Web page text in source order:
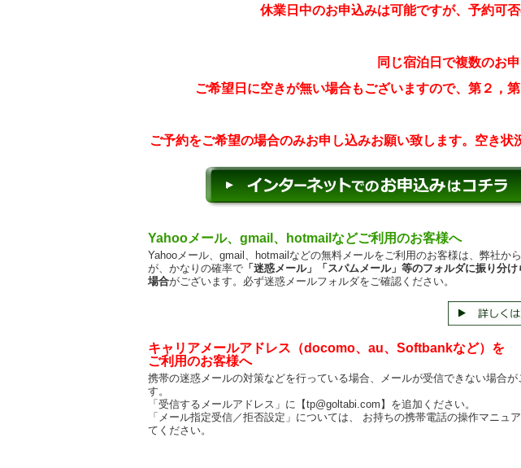
休業日中のお申込みは可能ですが、予約可
同じ宿泊日で複数のお
ご希望日に空きが無い場合もございますので、第２，
ご予約をご希望の場合のみお申し込みお願い致します。空き
Yahooメール、gmail、hotmailなどご利用のお客様へ
Yahooメール、gmail、hotmailなどの無料メールをご利用のお客様は、弊社か
が、かなりの確率で 「迷惑メール」「スパムメール」等のフォルダに振り分け
場合がございます。必ず迷惑メールフォルダをご確認ください。
キャリアメールアドレス（docomo、au、Softbankなど）を
ご利用のお客様へ
携帯の迷惑メールの対策などを行っている場合、メールが受信できない場合が
す。
「受信するメールアドレス」に【tp@goltabi.com】を追加ください。
「メール指定受信／拒否設定」については、 お持ちの携帯電話の操作マニュ
てください。